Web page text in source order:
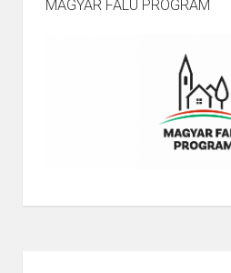
MAGYAR FALU PROGRAM